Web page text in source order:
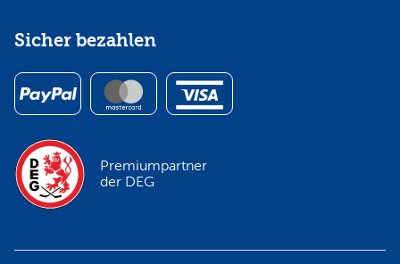
Sicher bezahlen
Premiumpartner
der DEG